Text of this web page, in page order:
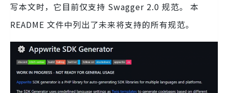
写本文时，它目前仅支持 Swagger 2.0 规范。 本
README 文件中列出了未来将支持的所有规范。